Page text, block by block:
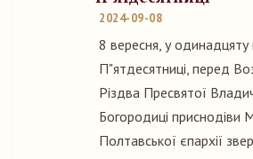
2024-09-08
8 вересня, у одинадцяту
П"ятдесятниці, перед
Різдва Пресвятої
Богородиці приснодіви
Полтавської єпархії